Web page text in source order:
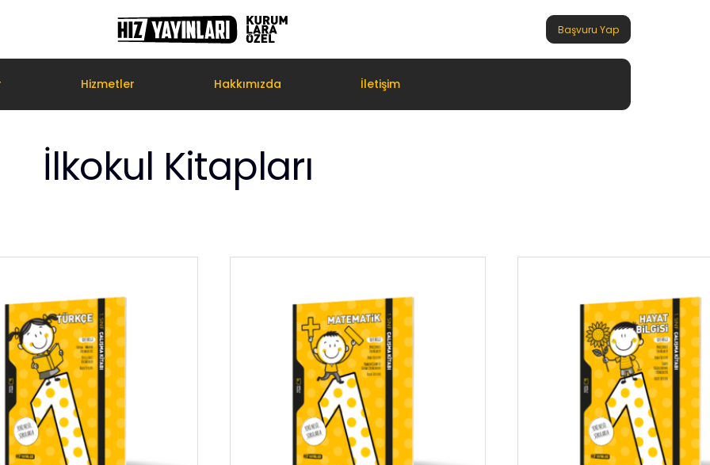
Başvuru Yap
Hizmetler Hakkımızda İletişim
İlkokul Kitapları